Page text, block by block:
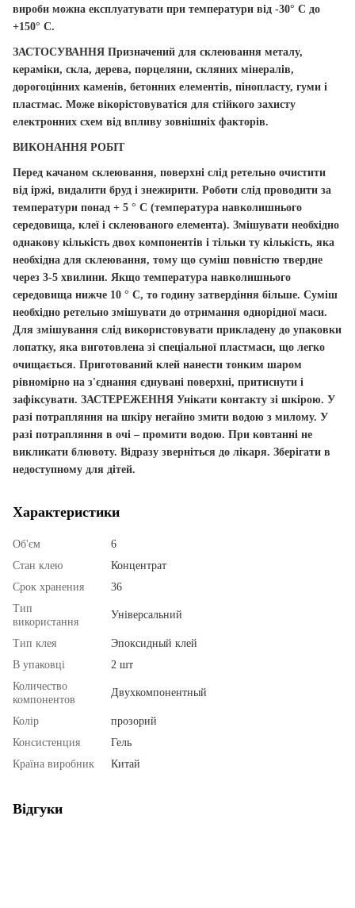
вироби можна експлуатувати при температури від -30° C до
+150° C.
ЗАСТОСУВАННЯ Призначений для склеювання металу,
кераміки, скла, дерева, порцеляни, скляних мінералів,
дорогоцінних каменів, бетонних елементів, пінопласту, гуми і
пластмас. Може вікорістовуватіся для стійкого захисту
електронних схем від впливу зовнішніх факторів.
ВИКОНАННЯ РОБІТ
Перед качаном склеювання, поверхні слід ретельно очистити
від іржі, видалити бруд і знежирити. Роботи слід проводити за
температури понад + 5 ° C (температура навколишнього
середовища, клеї і склеюваного елемента). Змішувати необхідно
однакову кількість двох компонентів і тільки ту кількість, яка
необхідна для склеювання, тому що суміш повністю твердне
через 3-5 хвилини. Якщо температура навколишнього
середовища нижче 10 ° C, то годину затвердіння більше. Суміш
необхідно ретельно змішувати до отримання однорідної маси.
Для змішування слід використовувати прикладену до упаковки
лопатку, яка виготовлена зі спеціальної пластмаси, що легко
очищається. Приготований клей нанести тонким шаром
рівномірно на з'єднання єднувані поверхні, притиснути і
зафіксувати. ЗАСТЕРЕЖЕННЯ Унікати контакту зі шкірою. У
разі потрапляння на шкіру негайно змити водою з милому. У
разі потрапляння в очі – промити водою. При ковтанні не
викликати блювоту. Відразу зверніться до лікаря. Зберігати в
недоступному для дітей.
Характеристики
Об'єм
6
Стан клею
Концентрат
Срок хранения
36
Тип
використання
Універсальний
Тип клея
Эпоксидный клей
В упаковці
2 шт
Количество
компонентов
Двухкомпонентный
Колір
прозорий
Консистенция
Гель
Країна виробник
Китай
Відгуки